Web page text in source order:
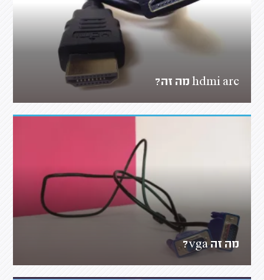
hdmi arc מה זה?
מה זה vga?